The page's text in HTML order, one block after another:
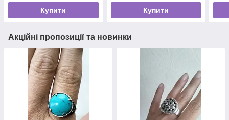
Купити Купити
Акційні пропозиції та новинки